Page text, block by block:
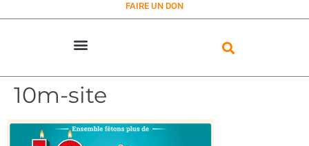
FAIRE UN DON
10m-site